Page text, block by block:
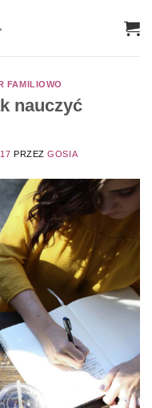
FAMILIOWO
nauczyć
PRZEZGOSIA